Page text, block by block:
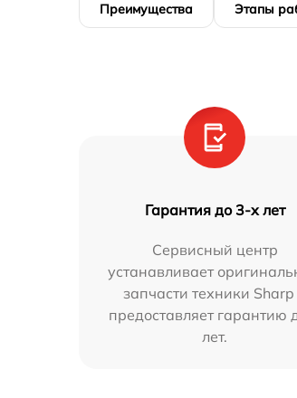
Преимущества Этапы
Гарантия до 3-х лет
Сервисный центр
устанавливает
запчасти техники Sharp
предоставляет гарантию
лет.